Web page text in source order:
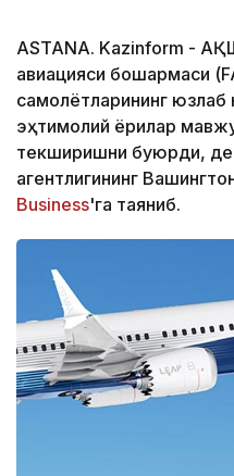
ASTANA. Kazinform -
авиацияси бошқармаси
самолётларининг
эҳтимолий ёриқлар
текширишни буюрди,
агентлигининг
Business'га таяниб.